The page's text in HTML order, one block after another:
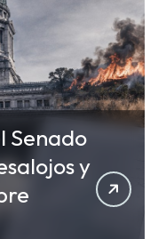
Senado
y